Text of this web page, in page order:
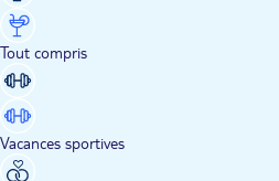
Tout compris
Vacances sportives